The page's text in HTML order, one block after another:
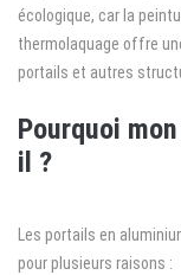
écologique, car la
thermolaquage offre
portails et autres
Pourquoi
il ?
Les portails en
pour plusieurs raisons :